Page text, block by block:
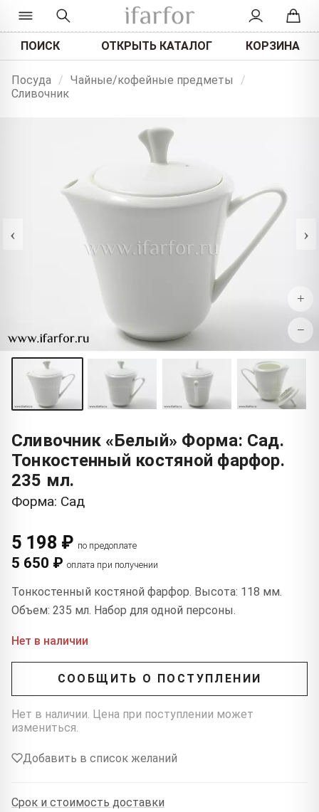
ПОИСК ОТКРЫТЬ КАТАЛОГ КОРЗИНА
Посуда / Чайные/кофейные предметы
/
Сливочник
‹ ›
+
−
Сливочник «Белый» Форма: Сад.
Тонкостенный костяной фарфор.
235 мл.
Форма: Сад
5 198 ₽ по предоплате
5 650 ₽ оплата при получении
Тонкостенный костяной фарфор. Высота: 118 мм.
Объем: 235 мл. Набор для одной персоны.
Нет в наличии
СООБЩИТЬ О ПОСТУПЛЕНИИ
Нет в наличии. Цена при поступлении может
измениться.
Добавить в список желаний
Срок и стоимость доставки